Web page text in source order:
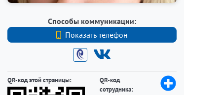
Способы коммуникации:
Показать телефон
+7 (812) 740-70-40
QR-код этой страницы:
QR-код
сотрудника: